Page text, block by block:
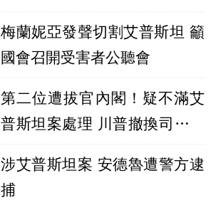
梅蘭妮亞發聲切割艾普斯坦 籲
國會召開受害者公聽會
第二位遭拔官內閣！疑不滿艾
普斯坦案處理 川普撤換司法部
涉艾普斯坦案 安德魯遭警方逮
捕